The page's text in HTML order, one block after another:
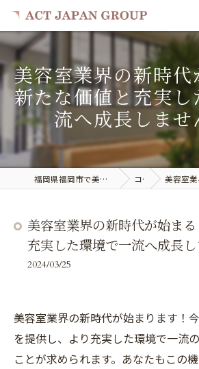
美容室業界の新時
新たな価値と充実
流へ成長しませ
福岡県福岡市で美容室の求人ならACT JAPAN GROUP コラム 美容室業界の新時代が
美容室業界の新時代が始ま
充実した環境で一流へ成長し
2024/03/25
美容室業界の新時代が始まります！
を提供し、より充実した環境で一流
ことが求められます。あなたもこの